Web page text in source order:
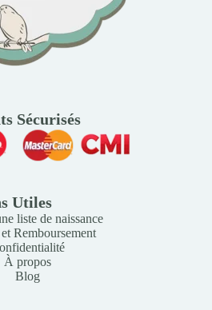
Sécurisés
Utiles
liste de naissance
Remboursement
À propos
Blog